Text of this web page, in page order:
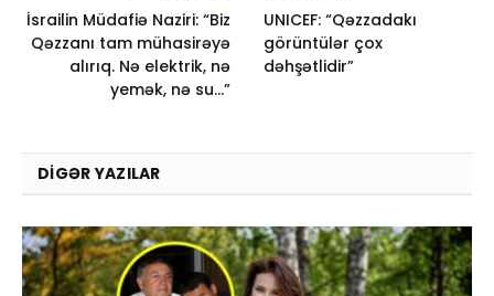
İsrailin Müdafiə Naziri: “Biz
Qəzzanı tam mühasirəyə
alırıq. Nə elektrik, nə
yemək, nə su…”
UNICEF: “Qəzzadakı
görüntülər çox
dəhşətlidir”
DIGƏR YAZILAR